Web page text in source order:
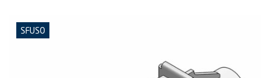
SFUSO